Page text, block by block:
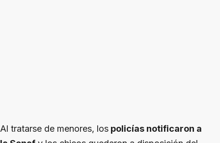
Al tratarse de menores, los policías notificaron a